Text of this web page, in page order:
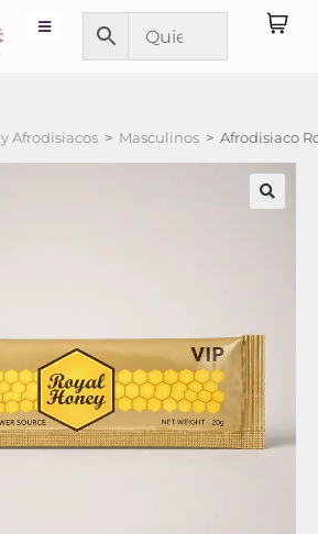
Afrodisiacos > Masculinos > Afrodisiaco